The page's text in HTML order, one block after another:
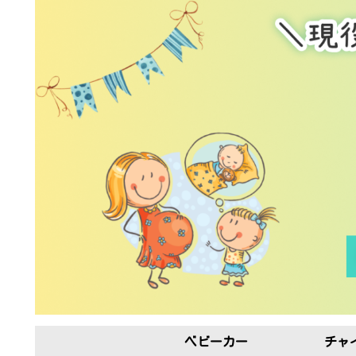
ベビーカー チャ